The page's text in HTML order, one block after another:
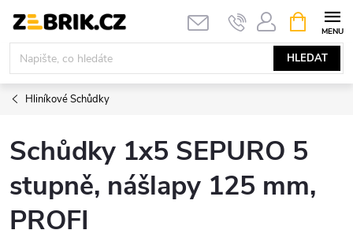
obsah
HLEDAT
NÁKUPNÍ
KOŠÍK
Hliníkové Schůdky
Schůdky 1x5 SEPURO 5
stupně, nášlapy 125 mm,
PROFI